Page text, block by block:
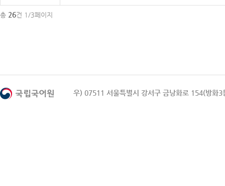
총 26건 1/3페이지
우) 07511 서울특별시 강서구 금낭화로 154(방화3